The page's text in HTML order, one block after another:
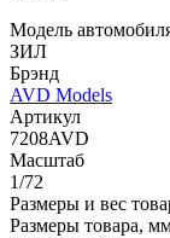
Модель
ЗИЛ
Брэнд
AVD Models
Артикул
7208AVD
Масштаб
1/72
Размеры и вес
Размеры товара,